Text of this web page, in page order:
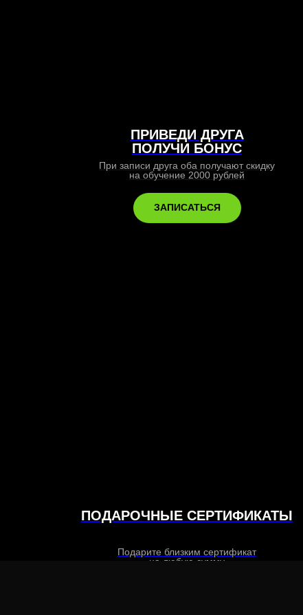
ПРИВЕДИ ДРУГА
ПОЛУЧИ БОНУС
При записи друга оба получают скидку
на обучение 2000 рублей
ЗАПИСАТЬСЯ
ПОДАРОЧНЫЕ СЕРТИФИКАТЫ
Подарите близким сертификат
на любую сумму